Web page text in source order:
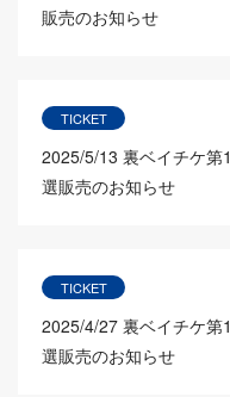
販売のお知らせ
TICKET
2025/5/13 裏ベイチケ第
選販売のお知らせ
TICKET
2025/4/27 裏ベイチケ第
選販売のお知らせ